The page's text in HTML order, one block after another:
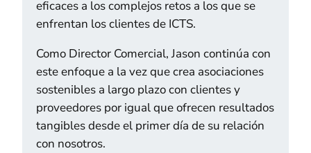
eficaces a los complejos retos a los que se
enfrentan los clientes de ICTS.
Como Director Comercial, Jason continúa con
este enfoque a la vez que crea asociaciones
sostenibles a largo plazo con clientes y
proveedores por igual que ofrecen resultados
tangibles desde el primer día de su relación
con nosotros.